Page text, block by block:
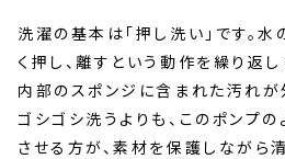
洗濯の基本は「押し洗い」です。
く押し、離すという動作を繰り返し
内部のスポンジに含まれた汚れが
ゴシゴシ洗うよりも、このポンプ
させる方が、素材を保護しながら